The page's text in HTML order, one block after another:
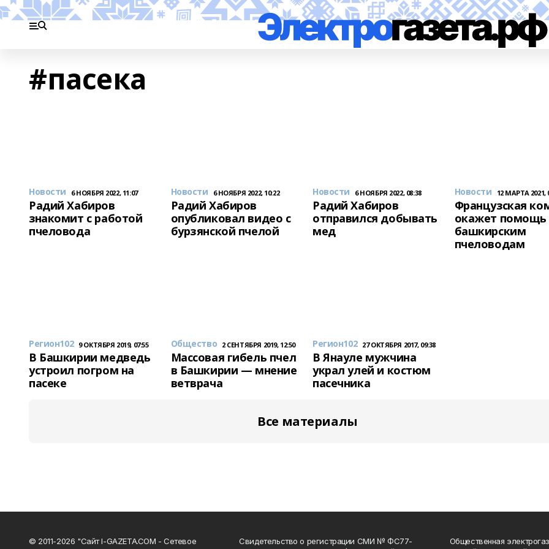
#пасека
Новости 6 НОЯБРЯ 2022, 11:07
Радий Хабиров
знакомит с работой
пчеловода
Новости 6 НОЯБРЯ 2022, 10:22
Радий Хабиров
опубликовал видео с
бурзянской пчелой
Новости 6 НОЯБРЯ 2022, 08:38
Радий Хабиров
отправился добывать
мед
Новости 12 МАРТА 2021,
Французская
окажет помощь
башкирским
пчеловодам
Регион102 9 ОКТЯБРЯ 2019, 07:55
В Башкирии медведь
устроил погром на
пасеке
Общество 2 СЕНТЯБРЯ 2019, 12:50
Массовая гибель пчел
в Башкирии — мнение
ветврача
Регион102 27 ОКТЯБРЯ 2017, 09:38
В Янауле мужчина
украл улей и костюм
пасечника
Все материалы
© 2011-2026 "Сайт I-GAZETA.COM - Сетевое
Свидетельство о регистрации СМИ № ФС77-
Общественная